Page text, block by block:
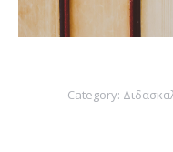
Category: